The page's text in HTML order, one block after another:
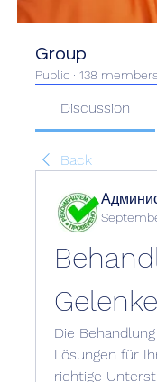
Group
Public · 138 members
Discussion
Back
Die
Lösungen für
richtige